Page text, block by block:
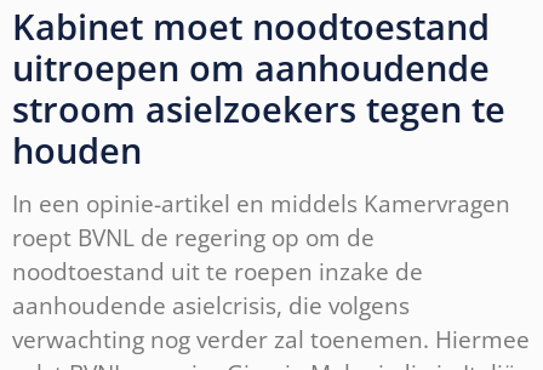
Kabinet moet noodtoestand
uitroepen om aanhoudende
stroom asielzoekers tegen te
houden
In een opinie-artikel en middels Kamervragen
roept BVNL de regering op om de
noodtoestand uit te roepen inzake de
aanhoudende asielcrisis, die volgens
verwachting nog verder zal toenemen. Hiermee